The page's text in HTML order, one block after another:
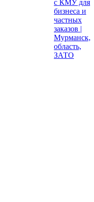
с КМУ для
бизнеса и
частных
заказов |
Мурманск,
область,
ЗАТО